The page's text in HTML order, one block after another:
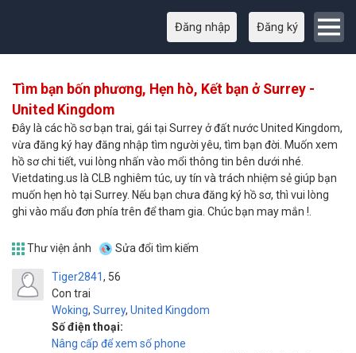
Đăng nhập Đăng ký
Tìm bạn bốn phương, Hẹn hò, Kết bạn ở Surrey -
United Kingdom
Đây là các hồ sơ bạn trai, gái tại Surrey ở đất nước United Kingdom,
vừa đăng ký hay đăng nhập tìm người yêu, tìm bạn đời. Muốn xem
hồ sơ chi tiết, vui lòng nhấn vào mổi thông tin bên dưới nhé.
Vietdating.us là CLB nghiêm túc, uy tín và trách nhiệm sẻ giúp bạn
muốn hẹn hò tại Surrey. Nếu bạn chưa đăng ký hồ sơ, thì vui lòng
ghi vào mẩu đơn phía trên để tham gia. Chúc bạn may mắn !.
Thư viện ảnh Sửa đổi tìm kiếm
Tiger2841
Con trai
56
Woking, Surrey, United Kingdom
Số điện thoại:
Nâng cấp để xem số phone